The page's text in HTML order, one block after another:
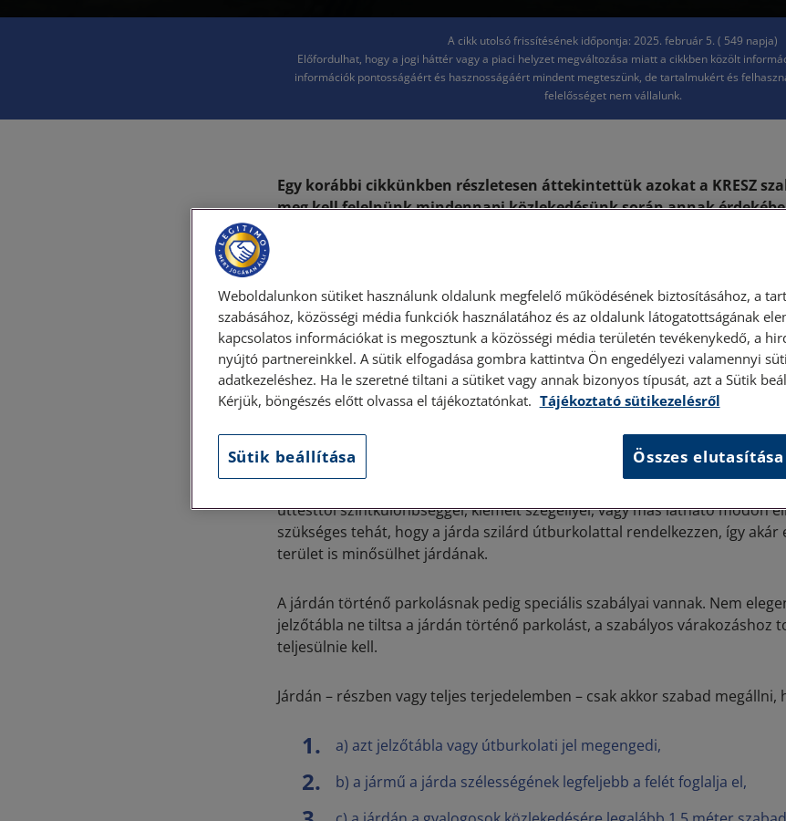
A cikk utolsó frissítésének időpontja: 2025. február 5. ( 549 napja)
Előfordulhat, hogy a jogi háttér vagy a piaci helyzet megváltozása miatt a cikkben közölt
információk pontosságáért és hasznosságáért mindent megteszünk, de tartalmukért és
felelősséget nem vállalunk.
Egy korábbi cikkünkben részletesen áttekintettük azokat a KRESZ
meg kell felelnünk mindennapi közlekedésünk során annak
A járdás parkolás szabályai
Számtalan olyan helyzet, közlekedési szituáció van, amikor a
felmerülhet kérdésként, hogy az általunk parkolásra kiszemelt terület
úttesttől szintkülönbséggel, kiemelt szegéllyel, vagy más látható módon
szükséges tehát, hogy a járda szilárd útburkolattal rendelkezzen, így akár
terület is minősülhet járdának.
A járdán történő parkolásnak pedig speciális szabályai vannak. Nem
jelzőtábla ne tiltsa a járdán történő parkolást, a szabályos várakozáshoz
teljesülnie kell.
Járdán – részben vagy teljes terjedelemben – csak akkor szabad megállni,
a) azt jelzőtábla vagy útburkolati jel megengedi,
b) a jármű a járda szélességének legfeljebb a felét foglalja el,
Weboldalunkon sütiket használunk oldalunk megfelelő működésének biztosításához, a
szabásához, közösségi média funkciók használatához és az oldalunk látogatottságának
kapcsolatos információkat is megosztunk a közösségi média területén tevékenykedő, a
nyújtó partnereinkkel. A sütik elfogadása gombra kattintva Ön engedélyezi valamennyi
adatkezeléshez. Ha le szeretné tiltani a sütiket vagy annak bizonyos típusát, azt a Sütik
Kérjük, böngészés előtt olvassa el tájékoztatónkat. Tájékoztató sütikezelésről
Sütik beállítása Összes elutasítása